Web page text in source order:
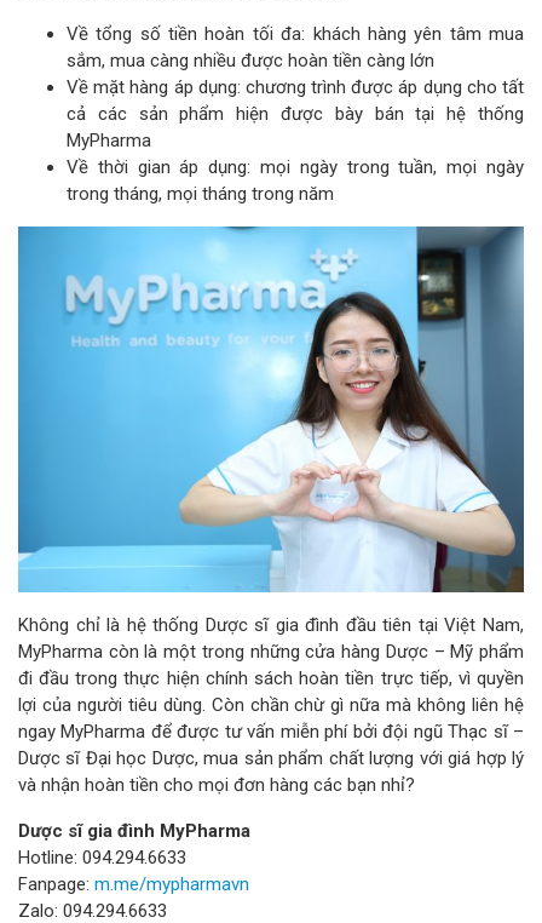
Về tổng số tiền hoàn tối đa: khách hàng yên tâm mua
sắm, mua càng nhiều được hoàn tiền càng lớn
Về mặt hàng áp dụng: chương trình được áp dụng cho tất
cả các sản phẩm hiện được bày bán tại hệ thống
MyPharma
Về thời gian áp dụng: mọi ngày trong tuần, mọi ngày
trong tháng, mọi tháng trong năm
Không chỉ là hệ thống Dược sĩ gia đình đầu tiên tại Việt Nam,
MyPharma còn là một trong những cửa hàng Dược – Mỹ phẩm
đi đầu trong thực hiện chính sách hoàn tiền trực tiếp, vì quyền
lợi của người tiêu dùng. Còn chần chừ gì nữa mà không liên hệ
ngay MyPharma để được tư vấn miễn phí bởi đội ngũ Thạc sĩ –
Dược sĩ Đại học Dược, mua sản phẩm chất lượng với giá hợp lý
và nhận hoàn tiền cho mọi đơn hàng các bạn nhỉ?
Dược sĩ gia đình MyPharma
Hotline: 094.294.6633
Fanpage: m.me/mypharmavn
Zalo: 094.294.6633